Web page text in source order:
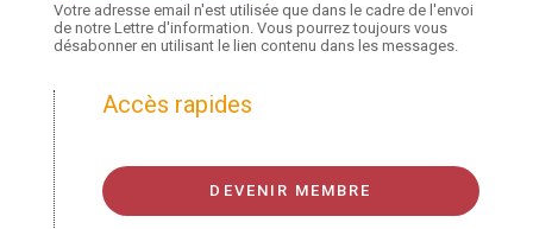
Votre adresse email n'est utilisée que dans le cadre de l'envoi
de notre Lettre d'information. Vous pourrez toujours vous
désabonner en utilisant le lien contenu dans les messages.
Accès rapides
DEVENIR MEMBRE